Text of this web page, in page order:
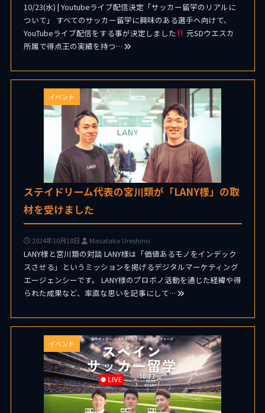
10/23(水) | Youtubeライブ配信決定「サッカー留学のリアルに
ついて」 すべてのサッカー留学に興味のある選手へ向けて、
YouTubeライブ配信をする事が決定しました
元SDウエスカ
所属で得点王の実績を持つ…
イベント
ステイドリーム代表の宮川類が「LANY様」の取
材を受けました
2024年10月18日 Masataka Ureshino
LANY様と宮川類の対談 LANY様は「価値あるモノをインデック
スさせる」というミッションを掲げるデジタルマーケティング
エージェンシーです。 LANY様のプロボノ活動を通じた経緯や得
られた成果など、率直な思いを記事にして…
イベント